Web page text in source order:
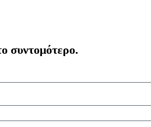
συντομότερο.